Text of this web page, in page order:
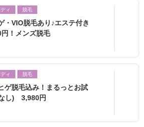
ィ 脱毛
・VIO脱毛あり♪エステ付き
！メンズ脱毛
ィ 脱毛
ゲ脱毛込み！まるっとお試
し) 3,980円